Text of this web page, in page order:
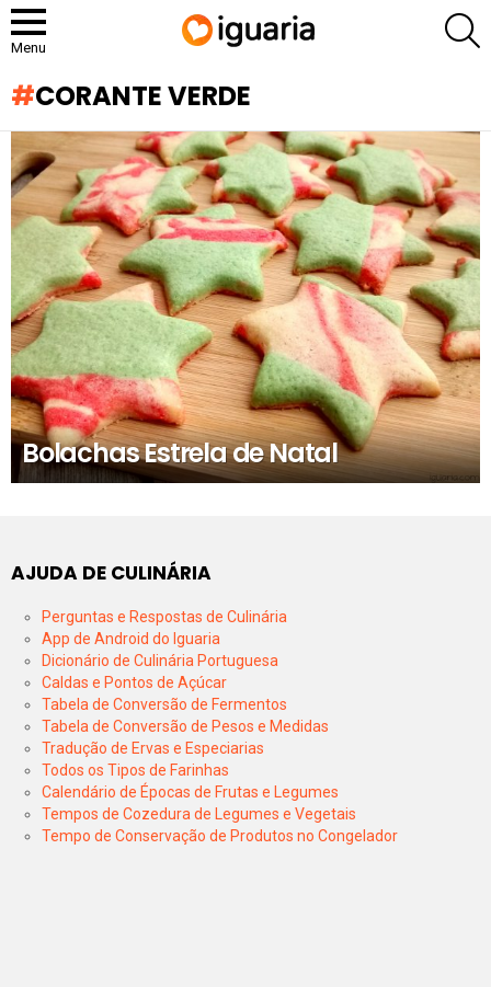
Menu
CORANTE VERDE
RECOMENDADOS
Bolachas Estrela de Natal
AJUDA DE CULINÁRIA
Perguntas e Respostas de Culinária
App de Android do Iguaria
Dicionário de Culinária Portuguesa
Caldas e Pontos de Açúcar
Tabela de Conversão de Fermentos
Tabela de Conversão de Pesos e Medidas
Tradução de Ervas e Especiarias
Todos os Tipos de Farinhas
Calendário de Épocas de Frutas e Legumes
Tempos de Cozedura de Legumes e Vegetais
Tempo de Conservação de Produtos no Congelador